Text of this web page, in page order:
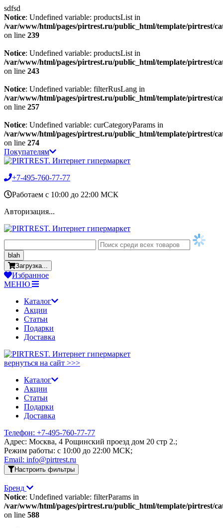
sdfsd
Notice: Undefined variable: productsList in
/var/www/html/pages/pirtrest.ru/public_html/template/pirtrest/
on line 239
Notice: Undefined variable: productsList in
/var/www/html/pages/pirtrest.ru/public_html/template/pirtrest/
on line 243
Notice: Undefined variable: filterRusLang in
/var/www/html/pages/pirtrest.ru/public_html/template/pirtrest/
on line 257
Notice: Undefined variable: curCategoryParams in
/var/www/html/pages/pirtrest.ru/public_html/template/pirtrest/
on line 274
Покупателям
+7-495-760-77-77
Работаем c 10:00 до 22:00 МСК
Авторизация...
blah
Загрузка...
Избранное
МЕНЮ
Каталог
Акции
Статьи
Подарки
Доставка
вернуться на сайт >>>
Каталог
Акции
Статьи
Подарки
Доставка
Телефон: +7-495-760-77-77
Адрес: Москва, 4 Рощинский проезд дом 20 стр 2.;
Режим работы: c 10:00 до 22:00 МСК;
Email: info@pirtrest.ru
Настроить фильтры
Бренд
Notice: Undefined variable: filterParams in
/var/www/html/pages/pirtrest.ru/public_html/template/pirtrest/
on line 588